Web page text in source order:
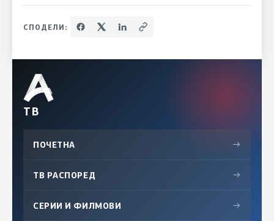
СПОДЕЛИ:
ТВ
ПОЧЕТНА →
ТВ РАСПОРЕД →
СЕРИИ И ФИЛМОВИ →